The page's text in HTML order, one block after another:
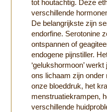
tot houtachtig. Deze
verschillende
De belangrijkste zijn
endorfine. Serotonine
ontspannen of
endogene pijnstiller.
‘gelukshormoon’
ons lichaam zijn
onze bloeddruk, het
menstruatiekrampen,
verschillende